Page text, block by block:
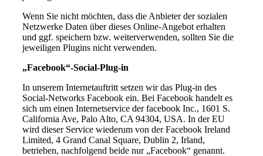
Wenn Sie nicht möchten, dass die Anbieter der sozialen
Netzwerke Daten über dieses Online-Angebot erhalten
und ggf. speichern bzw. weiterverwenden, sollten Sie die
jeweiligen Plugins nicht verwenden.
„Facebook“-Social-Plug-in
In unserem Internetauftritt setzen wir das Plug-in des
Social-Networks Facebook ein. Bei Facebook handelt es
sich um einen Internetservice der facebook Inc., 1601 S.
California Ave, Palo Alto, CA 94304, USA. In der EU
wird dieser Service wiederum von der Facebook Ireland
Limited, 4 Grand Canal Square, Dublin 2, Irland,
betrieben, nachfolgend beide nur „Facebook“ genannt.